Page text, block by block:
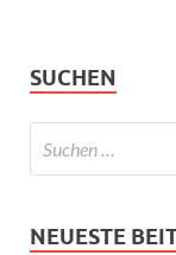
SUCHEN
NEUESTE